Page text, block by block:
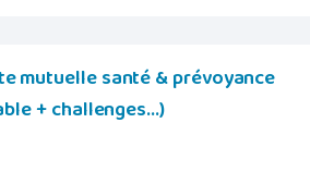
mutuelle santé & prévoyance
+ challenges...)